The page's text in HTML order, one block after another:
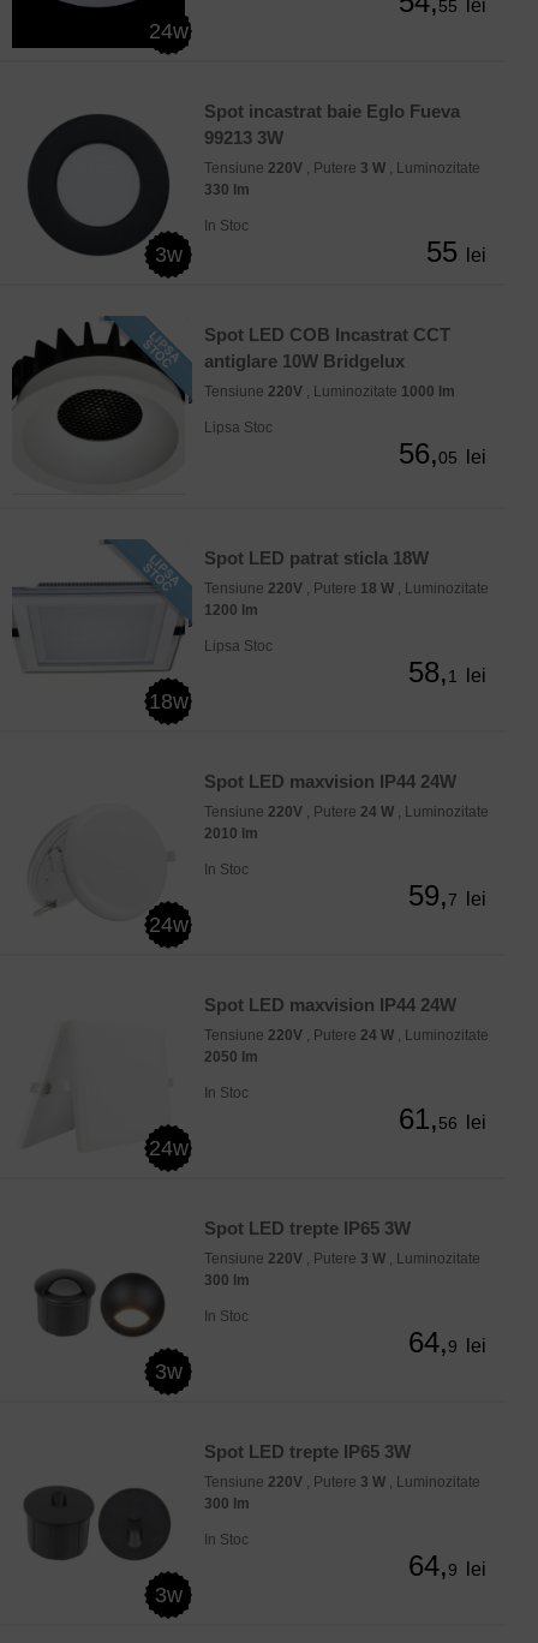
24w
55 lei
3w
Spot incastrat baie Eglo Fueva
99213 3W
Tensiune 220V , Putere 3 W , Luminozitate
330 lm
In Stoc
55 lei
Spot LED COB Incastrat CCT
antiglare 10W Bridgelux
Tensiune 220V , Luminozitate 1000 lm
Lipsa Stoc
56,05 lei
18w
Spot LED patrat sticla 18W
Tensiune 220V , Putere 18 W , Luminozitate
1200 lm
Lipsa Stoc
58,1 lei
24w
Spot LED maxvision IP44 24W
Tensiune 220V , Putere 24 W , Luminozitate
2010 lm
In Stoc
59,7 lei
24w
Spot LED maxvision IP44 24W
Tensiune 220V , Putere 24 W , Luminozitate
2050 lm
In Stoc
61,56 lei
3w
Spot LED trepte IP65 3W
Tensiune 220V , Putere 3 W , Luminozitate
300 lm
In Stoc
64,9 lei
3w
Spot LED trepte IP65 3W
Tensiune 220V , Putere 3 W , Luminozitate
300 lm
In Stoc
64,9 lei